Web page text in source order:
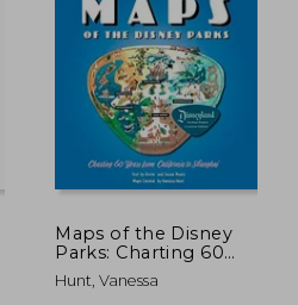
5%
dcto.
Maps of the Disney
Parks: Charting 60
Years From California
to Shanghai (Disney
Hunt, Vanessa